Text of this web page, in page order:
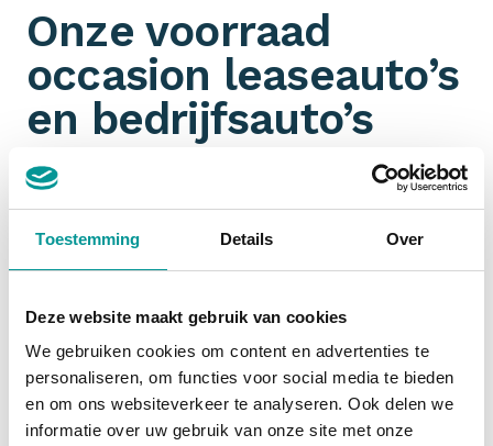
Toestemming Details Over
Deze website maakt gebruik van cookies
We gebruiken cookies om content en advertenties te
personaliseren, om functies voor social media te bieden
en om ons websiteverkeer te analyseren. Ook delen we
informatie over uw gebruik van onze site met onze
Onze voorraad
occasion leaseauto’s
en bedrijfsauto’s
Omdat wij aangesloten zijn bij talloze
partners
hebben wij een ongeëvenaarde voorraad aan jonge
ook nog eens gemakkelijk op
start dus bij De Lease Financier!
Financial lease occasion
Zakelijk een occasionfinancial leasen is slim. De